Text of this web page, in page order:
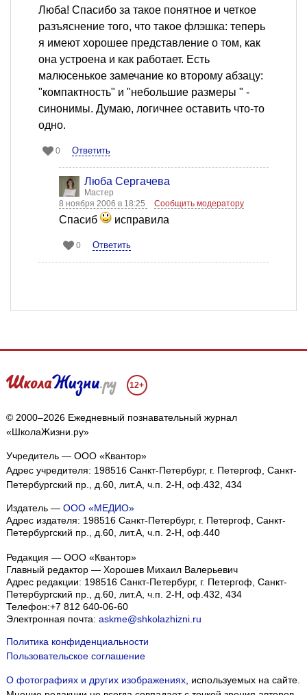
Люба! Спасибо за такое понятное и четкое
разъяснение того, что такое флэшка: теперь
я имеют хорошее представление о том, как
она устроена и как работает. Есть
малюсенькое замечание ко второму абзацу:
"компактность" и "небольшие размеры " -
синонимы. Думаю, логичнее оставить что-то
одно.
0 Ответить
Люба Сергачева
Мастер
8 ноября 2006 в 18:25
Сообщить модератору
Спасиб исправила
0 Ответить
12+
© 2000–2026 Ежедневный познавательный журнал
«ШколаЖизни.ру»
Учредитель — ООО «Квантор»
Адрес учредителя: 198516 Санкт-Петербург, г. Петергоф, Санкт-
Петербургский пр., д.60, лит.А, ч.п. 2-Н, оф.432, 434
Издатель — ООО «МЕДИО»
Адрес издателя: 198516 Санкт-Петербург, г. Петергоф, Санкт-
Петербургский пр., д.60, лит.А, ч.п. 2-Н, оф.440
Редакция — ООО «Квантор»
Главный редактор — Хорошев Михаил Валерьевич
Адрес редакции: 198516 Санкт-Петербург, г. Петергоф, Санкт-
Петербургский пр., д.60, лит.А, ч.п. 2-Н, оф.432, 434
Телефон:+7 812 640-06-60
Электронная почта: askme@shkolazhizni.ru
Политика конфиденциальности
Пользовательское соглашение
О фотографиях и других изображениях, используемых на сайте.